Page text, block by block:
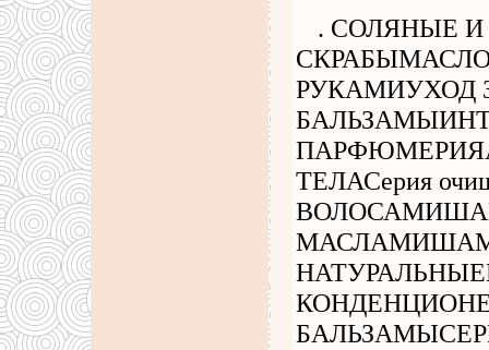
. СОЛЯНЫЕ
РУКАМИУХОД
ТЕЛАСерия